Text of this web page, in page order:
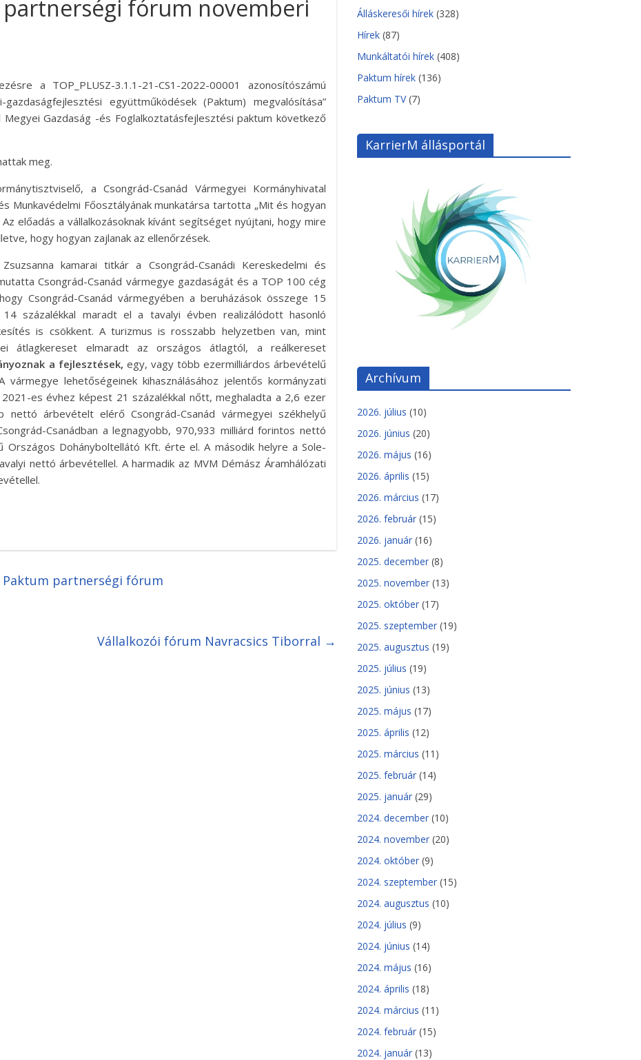
partnerségi fórum novemberi
a TOP_PLUSZ-3.1.1-21-CS1-2022-00001 azonosítószámú
gazdaságfejlesztési együttműködések (Paktum) megvalósítása”
Gazdaság -és Foglalkoztatásfejlesztési paktum következő
meg.
a Csongrád-Csanád Vármegyei Kormányhivatal
Munkavédelmi Főosztályának munkatársa tartotta „Mit és hogyan
előadás a vállalkozásoknak kívánt segítséget nyújtani, hogy mire
hogy hogyan zajlanak az ellenőrzések.
kamarai titkár a Csongrád-Csanádi Kereskedelmi és
Csongrád-Csanád vármegye gazdaságát és a TOP 100 cég
Csongrád-Csanád vármegyében a beruházások összege 15
százalékkal maradt el a tavalyi évben realizálódott hasonló
is csökkent. A turizmus is rosszabb helyzetben van, mint
átlagkereset elmaradt az országos átlagtól, a reálkereset
a fejlesztések, egy, vagy több ezermilliárdos árbevételű
lehetőségeinek kihasználásához jelentős kormányzati
es évhez képest 21 százalékkal nőtt, meghaladta a 2,6 ezer
árbevételt elérő Csongrád-Csanád vármegyei székhelyű
Csanádban a legnagyobb, 970,933 milliárd forintos nettó
Országos Dohányboltellátó Kft. érte el. A második helyre a Sole-
nettó árbevétellel. A harmadik az MVM Démász Áramhálózati
Paktum partnerségi fórum
Vállalkozói fórum Navracsics Tiborral →
Álláskeresői hírek (328)
Hírek (87)
Munkáltatói hírek (408)
Paktum hírek (136)
Paktum TV(7)
KarrierM állásportál
Archívum
2026. július (10)
2026. június (20)
2026. május (16)
2026. április (15)
2026. március (17)
2026. február (15)
2026. január (16)
2025. december (8)
2025. november (13)
2025. október (17)
2025. szeptember (19)
2025. augusztus (19)
2025. július (19)
2025. június (13)
2025. május (17)
2025. április (12)
2025. március (11)
2025. február (14)
2025. január (29)
2024. december (10)
2024. november (20)
2024. október (9)
2024. szeptember (15)
2024. augusztus (10)
2024. július (9)
2024. június (14)
2024. május (16)
2024. április (18)
2024. március (11)
2024. február (15)
2024. január (13)